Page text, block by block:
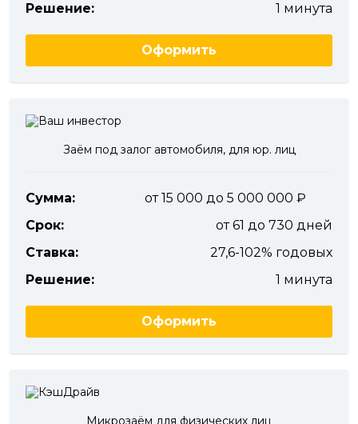
Решение:
1 минута
Оформить
Заём под залог автомобиля, для юр. лиц
Сумма:
от 15 000 до 5 000 000
Срок:
от 61 до 730 дней
Ставка:
27,6-102% годовых
Решение:
1 минута
Оформить
Микрозаём для физических лиц